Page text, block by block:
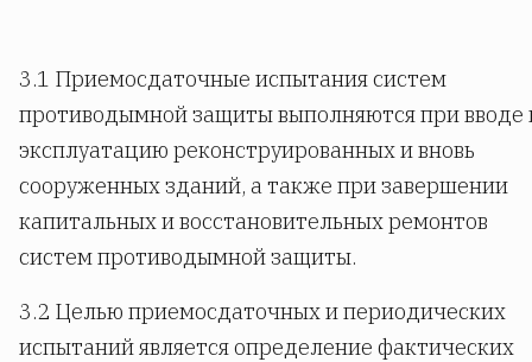
3.1 Приемосдаточные испытания систем
противодымной защиты выполняются при вводе
эксплуатацию реконструированных и вновь
сооруженных зданий, а также при завершении
капитальных и восстановительных ремонтов
систем противодымной защиты.
3.2 Целью приемосдаточных и периодических
испытаний является определение фактических